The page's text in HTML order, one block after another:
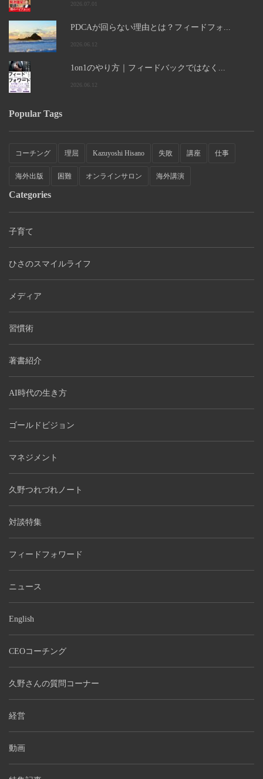
2026.07.01
PDCAが回らない理由とは？フィードフォ...
2026.06.12
1on1のやり方｜フィードバックではなく...
2026.06.12
Popular Tags
コーチング 理屈 Kazuyoshi Hisano 失敗 講座 仕事
海外出版 困難 オンラインサロン 海外講演
Categories
子育て
ひさのスマイルライフ
メディア
習慣術
著書紹介
AI時代の生き方
ゴールドビジョン
マネジメント
久野つれづれノート
対談特集
フィードフォワード
ニュース
English
CEOコーチング
久野さんの質問コーナー
経営
動画